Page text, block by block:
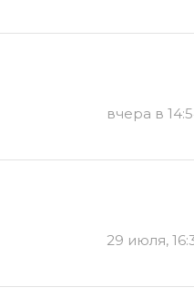
вчера в
29 июля,